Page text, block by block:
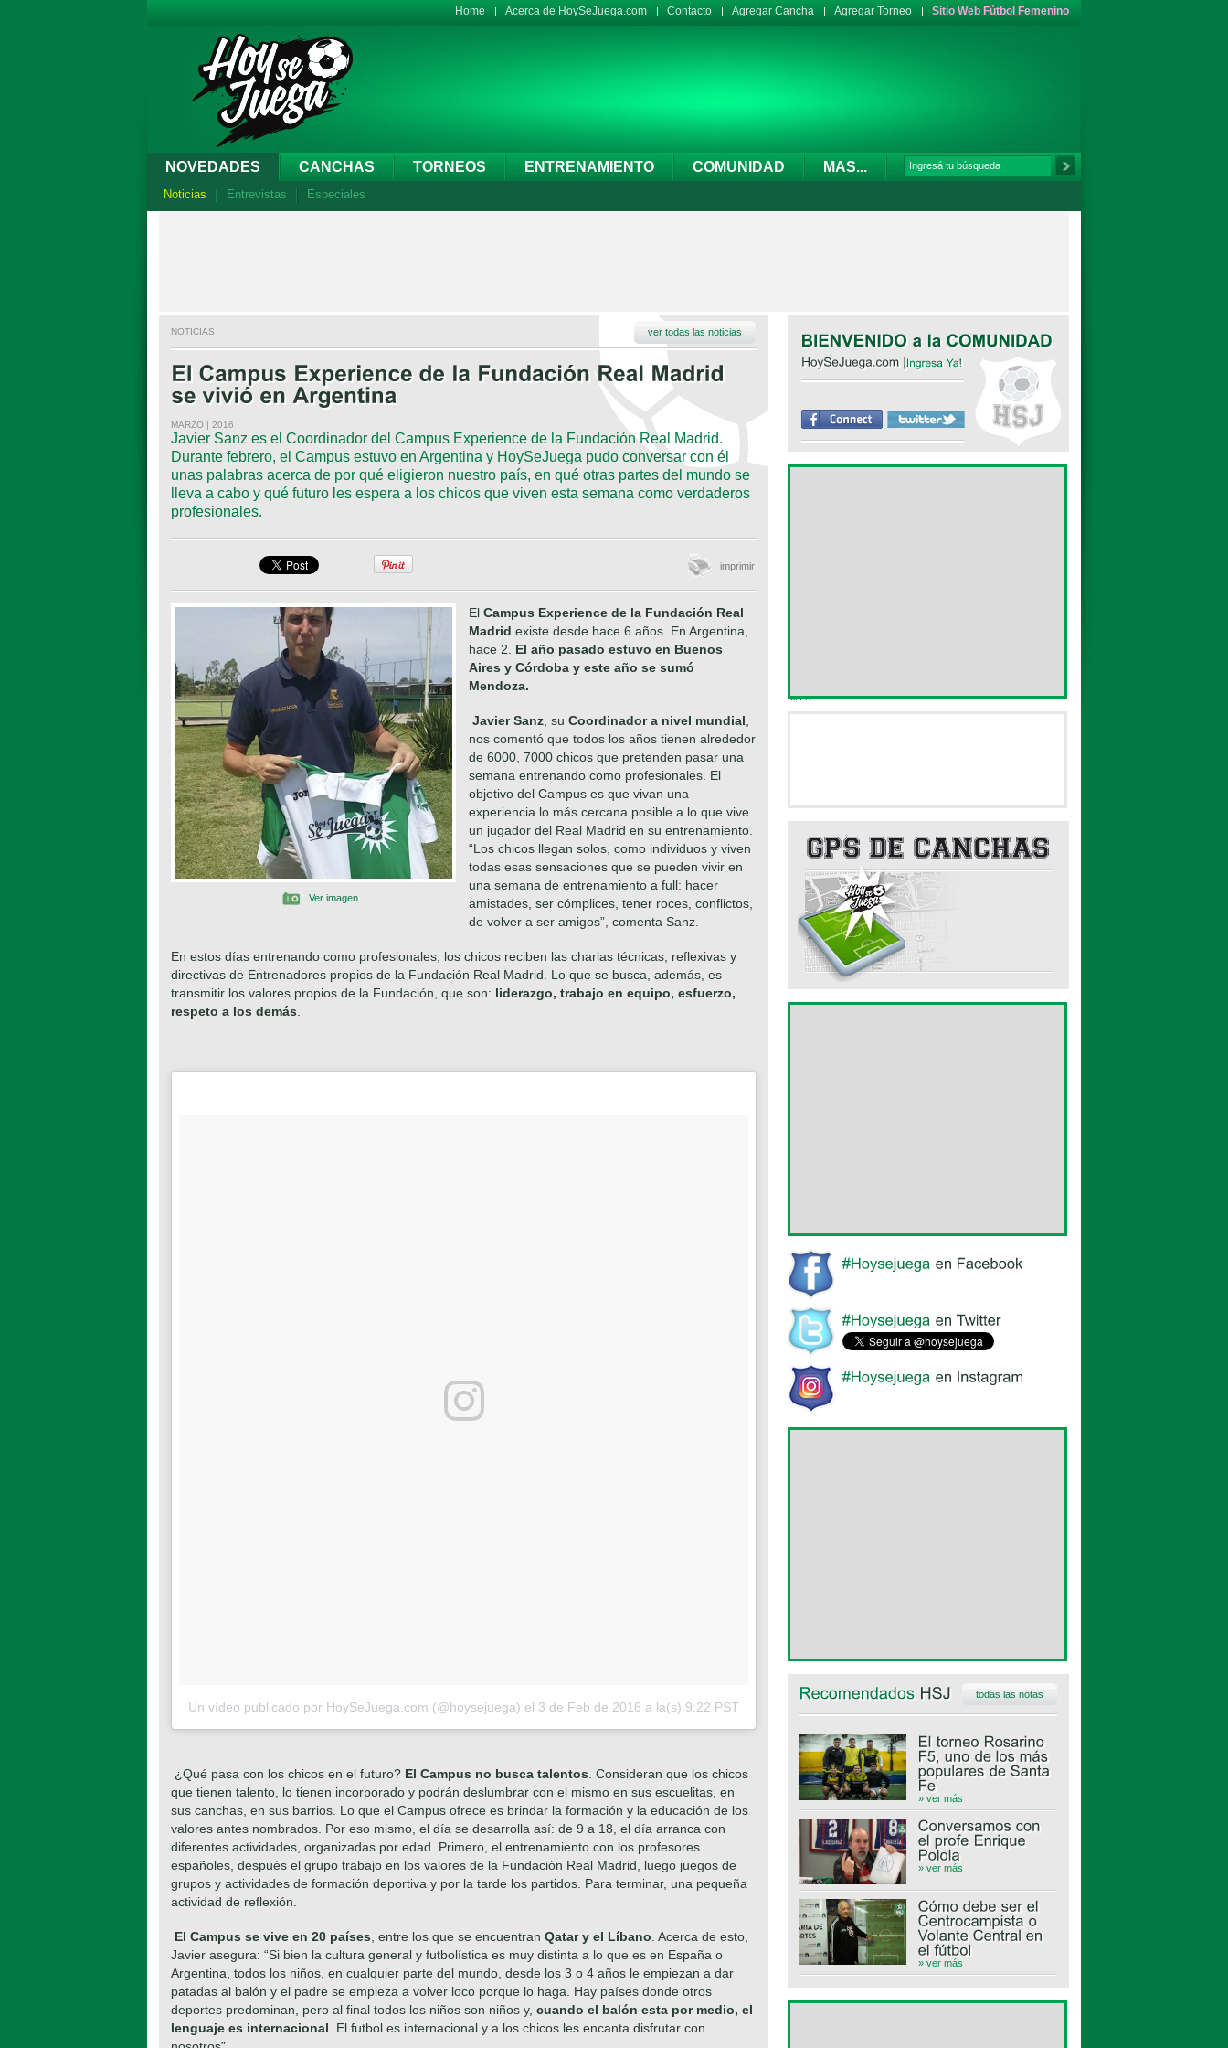
Home Acerca de HoySeJuega.com Contacto Agregar Cancha Agregar Torneo Sitio Web Fútbol Femenino
NOVEDADES CANCHAS TORNEOS ENTRENAMIENTO COMUNIDAD MAS...
Noticias Entrevistas Especiales
ver todas las noticias
NOTICIAS
MARZO | 2016
Javier Sanz es el Coordinador del Campus Experience de la Fundación Real Madrid.
Durante febrero, el Campus estuvo en Argentina y HoySeJuega pudo conversar con él
unas palabras acerca de por qué eligieron nuestro país, en qué otras partes del mundo se
lleva a cabo y qué futuro les espera a los chicos que viven esta semana como verdaderos
profesionales.
imprimir
Ver imagen
El Campus Experience de la Fundación Real
Madrid existe desde hace 6 años. En Argentina,
hace 2. El año pasado estuvo en Buenos
Aires y Córdoba y este año se sumó
Mendoza.
Javier Sanz , su Coordinador a nivel mundial
nos comentó que todos los años tienen alrededor
de 6000, 7000 chicos que pretenden pasar una
semana entrenando como profesionales. El
objetivo del Campus es que vivan una
experiencia lo más cercana posible a lo que vive
un jugador del Real Madrid en su entrenamiento.
“Los chicos llegan solos, como individuos y viven
todas esas sensaciones que se pueden vivir en
una semana de entrenamiento a full: hacer
amistades, ser cómplices, tener roces, conflictos,
de volver a ser amigos”, comenta Sanz.
En estos días entrenando como profesionales, los chicos reciben las charlas técnicas, reflexivas y
directivas de Entrenadores propios de la Fundación Real Madrid. Lo que se busca, además, es
transmitir los valores propios de la Fundación, que son: liderazgo, trabajo en equipo, esfuerzo,
respeto a los demás
Un vídeo publicado por HoySeJuega.com (@hoysejuega) el 3 de Feb de 2016 a la(s) 9:22 PST
¿Qué pasa con los chicos en el futuro? El Campus no busca talentos . Consideran que los chicos
que tienen talento, lo tienen incorporado y podrán deslumbrar con el mismo en sus escuelitas, en
sus canchas, en sus barrios. Lo que el Campus ofrece es brindar la formación y la educación de los
valores antes nombrados. Por eso mismo, el día se desarrolla así: de 9 a 18, el día arranca con
diferentes actividades, organizadas por edad. Primero, el entrenamiento con los profesores
españoles, después el grupo trabajo en los valores de la Fundación Real Madrid, luego juegos de
grupos y actividades de formación deportiva y por la tarde los partidos. Para terminar, una pequeña
actividad de reflexión.
El Campus se vive en 20 países , entre los que se encuentran Qatar y el Líbano . Acerca de esto,
Javier asegura: “Si bien la cultura general y futbolística es muy distinta a lo que es en España o
Argentina, todos los niños, en cualquier parte del mundo, desde los 3 o 4 años le empiezan a dar
patadas al balón y el padre se empieza a volver loco porque lo haga. Hay países donde otros
deportes predominan, pero al final todos los niños son niños y, cuando el balón esta por medio, el
lenguaje es internacional . El futbol es internacional y a los chicos les encanta disfrutar con
todas las notas
» ver más
» ver más
» ver más